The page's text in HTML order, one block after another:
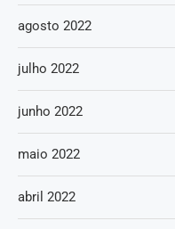
agosto 2022
julho 2022
junho 2022
maio 2022
abril 2022